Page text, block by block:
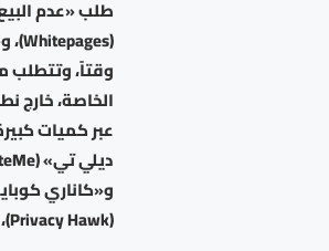
وقتاً،
الخاصة، خارج
(Privacy Hawk)، وغيرها.